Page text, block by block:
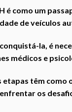
é como um
de veículos
la, é
médicos e
etapas têm
os